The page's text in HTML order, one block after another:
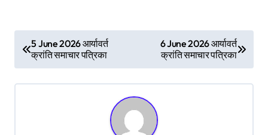
s
5 June 2026 आर्यावर्त
क्रांति समाचार पत्रिका
6 June 2026 आर्यावर्त
क्रांति समाचार पत्रिका